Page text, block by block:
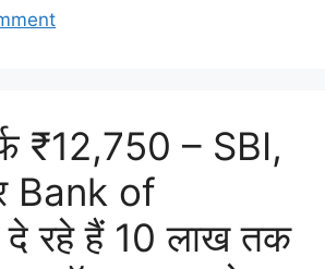
₹12,750 – SBI,
Bank of
रहे हैं 10 लाख तक